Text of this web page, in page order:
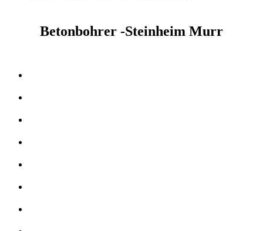
Betonbohrer -Steinheim Murr